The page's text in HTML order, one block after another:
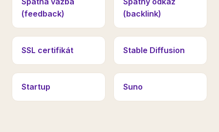
(feedback)
(backlink)
SSL certifikát Stable Diffusion
Startup Suno